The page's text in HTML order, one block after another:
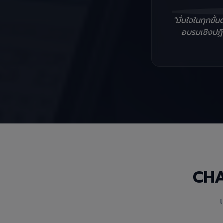
"มั่นใจในทุกขั้
อบรมเชิงป